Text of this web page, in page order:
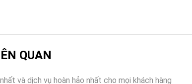
QUAN
và dịch vụ hoàn hảo nhất cho mọi khách hàng